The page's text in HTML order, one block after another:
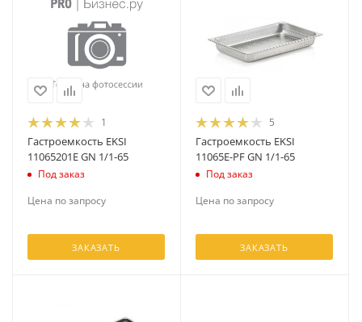
1
Гастроемкость EKSI
11065201E GN 1/1-65
Под заказ
Цена по запросу
ЗАКАЗАТЬ
5
Гастроемкость EKSI
11065Е-PF GN 1/1-65
Под заказ
Цена по запросу
ЗАКАЗАТЬ